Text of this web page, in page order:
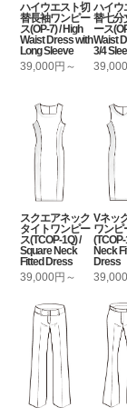
ハイウエスト切
替長袖ワンピー
ス(OP-7) / High
Waist Dress with
Long Sleeve
39,000円～
ハイウ
替七分
ース
Waist
3/4
スクエアネック
タイトワンピー
ス(TCOP-1Q) /
Square Neck
Fitted Dress
39,000円～
Vネッ
ワンピ
(TCOP-
Neck
Dress